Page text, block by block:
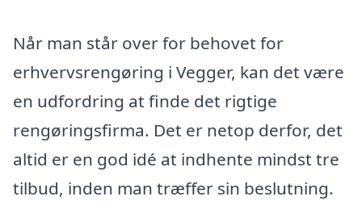
Når man står over for behovet for
erhvervsrengøring i Vegger, kan det være
en udfordring at finde det rigtige
rengøringsfirma. Det er netop derfor, det
altid er en god idé at indhente mindst tre
tilbud, inden man træffer sin beslutning.